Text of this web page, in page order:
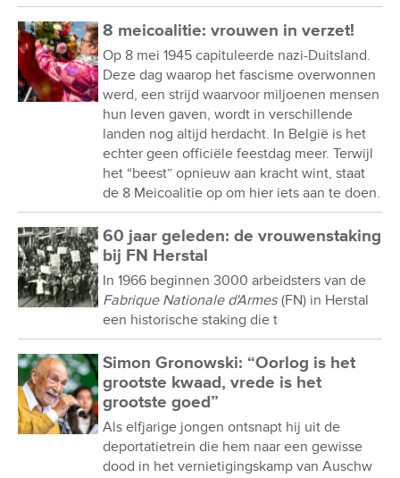
8 meicoalitie: vrouwen in verzet!
Op 8 mei 1945 capituleerde nazi-Duitsland.
Deze dag waarop het fascisme overwonnen
werd, een strijd waarvoor miljoenen mensen
hun leven gaven, wordt in verschillende
landen nog altijd herdacht. In België is het
echter geen officiële feestdag meer. Terwijl
het “beest” opnieuw aan kracht wint, staat
de 8 Meicoalitie op om hier iets aan te doen.
60 jaar geleden: de vrouwenstaking
bij FN Herstal
In 1966 beginnen 3000 arbeidsters van de
Fabrique Nationale d'Armes (FN) in Herstal
een historische staking die t
Simon Gronowski: “Oorlog is het
grootste kwaad, vrede is het
grootste goed”
Als elfjarige jongen ontsnapt hij uit de
deportatietrein die hem naar een gewisse
dood in het vernietigingskamp van Auschw